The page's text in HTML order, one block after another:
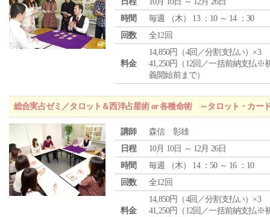
時間
毎週 （木） 13 ：10 ～ 14 ：30
回数
全12回
料金
14,850円（4回／分割支払い）×3
41,250円（12回／一括前納支払※
義開始前まで）
総合実占ゼミ／タロット＆西洋占星術 or 各種命術 ～タロット・カー
講師
森信 彰雄
日程
10月 10日 ～ 12月 26日
時間
毎週 （木） 14 ：50 ～ 16 ：10
回数
全12回
料金
14,850円（4回／分割支払い）×3
41,250円（12回／一括前納支払※